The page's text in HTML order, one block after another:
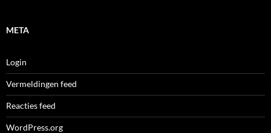
META
Login
Vermeldingen feed
Reacties feed
WordPress.org